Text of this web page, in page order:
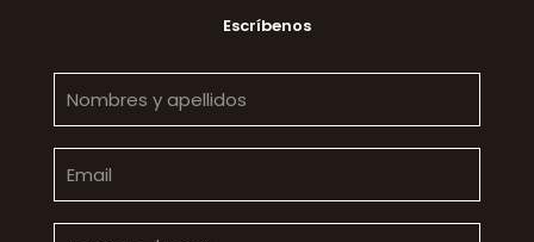
Escríbenos